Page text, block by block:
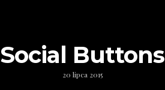
Social Buttons
20 lipca 2015